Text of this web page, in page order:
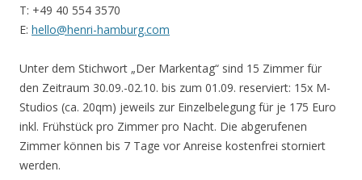
T: +49 40 554 3570
E: hello@henri-hamburg.com
Unter dem Stichwort „Der Markentag“ sind 15 Zimmer für
den Zeitraum 30.09.-02.10. bis zum 01.09. reserviert: 15x M-
Studios (ca. 20qm) jeweils zur Einzelbelegung für je 175 Euro
inkl. Frühstück pro Zimmer pro Nacht. Die abgerufenen
Zimmer können bis 7 Tage vor Anreise kostenfrei storniert
werden.